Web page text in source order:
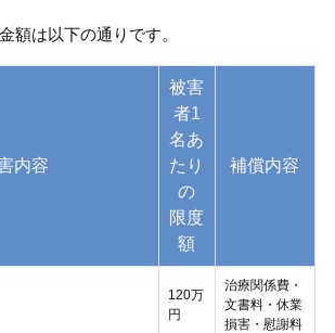
額は以下の通りです。
内容
被害
者1
名あ
たり
の
限度
額
補償内容
120万
円
治療関係費・
文書料・休業
損害・慰謝料